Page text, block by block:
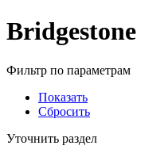
Bridgestone
Фильтр по параметрам
Показать
Сбросить
Уточнить раздел